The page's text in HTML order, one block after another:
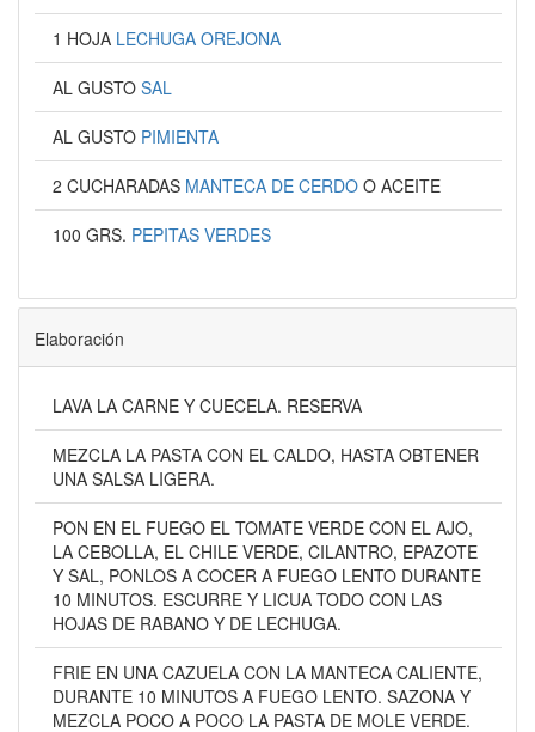
1 HOJA LECHUGA OREJONA
AL GUSTO SAL
AL GUSTO PIMIENTA
2 CUCHARADAS MANTECA DE CERDO O ACEITE
100 GRS. PEPITAS VERDES
Elaboración
LAVA LA CARNE Y CUECELA. RESERVA
MEZCLA LA PASTA CON EL CALDO, HASTA OBTENER
UNA SALSA LIGERA.
PON EN EL FUEGO EL TOMATE VERDE CON EL AJO,
LA CEBOLLA, EL CHILE VERDE, CILANTRO, EPAZOTE
Y SAL, PONLOS A COCER A FUEGO LENTO DURANTE
10 MINUTOS. ESCURRE Y LICUA TODO CON LAS
HOJAS DE RABANO Y DE LECHUGA.
FRIE EN UNA CAZUELA CON LA MANTECA CALIENTE,
DURANTE 10 MINUTOS A FUEGO LENTO. SAZONA Y
MEZCLA POCO A POCO LA PASTA DE MOLE VERDE.